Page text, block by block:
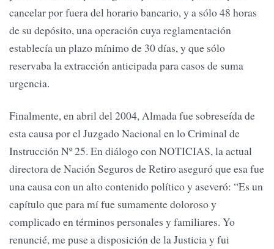
cancelar por fuera del horario bancario, y a sólo 48 horas
de su depósito, una operación cuya reglamentación
establecía un plazo mínimo de 30 días, y que sólo
reservaba la extracción anticipada para casos de suma
urgencia.
Finalmente, en abril del 2004, Almada fue sobreseída de
esta causa por el Juzgado Nacional en lo Criminal de
Instrucción Nº 25. En diálogo con NOTICIAS, la actual
directora de Nación Seguros de Retiro aseguró que esa fue
una causa con un alto contenido político y aseveró: “Es un
capítulo que para mí fue sumamente doloroso y
complicado en términos personales y familiares. Yo
renuncié, me puse a disposición de la Justicia y fui